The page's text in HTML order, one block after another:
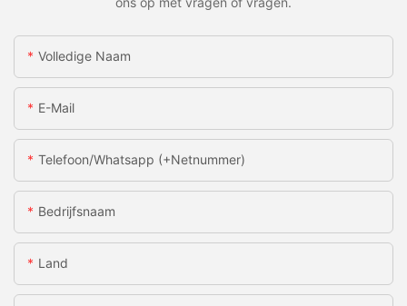
Volledige Naam
E-Mail
Telefoon/whatsapp (+netnummer)
Bedrijfsnaam
Land